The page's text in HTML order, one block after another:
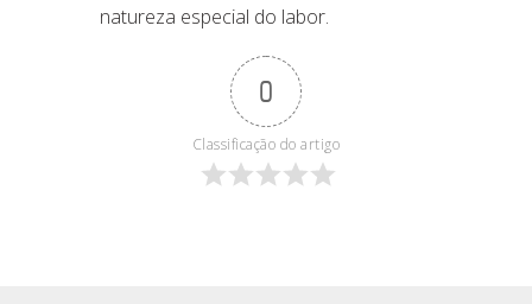
natureza especial do labor.
0
Classificação do artigo